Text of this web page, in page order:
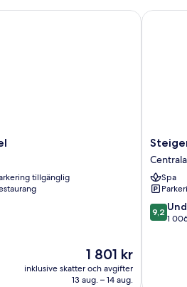
tillgänglig
Priset
är
1 801 kr
1 801 kr
inklusive skatter och avgifter
13 aug. – 14 aug.
Hotel
Centrala
Spa
9.2
av
9,2
1